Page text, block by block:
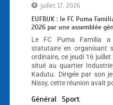
juillet 17, 2026
EUFBUK : le FC Puma
2026 par une assemblée
Le FC Puma Familia
statutaire en organisant
ordinaire, ce jeudi 16 juillet
situé au quartier
Kadutu. Dirigée par son
Nissy, cette réunion avait
Général Sport